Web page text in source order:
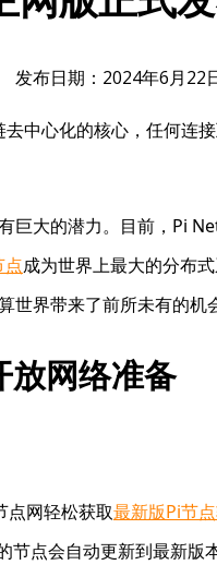
发布日期： 2024年6月22
中心化的核心，任何连
巨大的潜力。目前，Pi
点成为世界上最大的分布
世界带来了前所未有的机
放网络准备
点网轻松获取最新版Pi节
节点会自动更新到最新